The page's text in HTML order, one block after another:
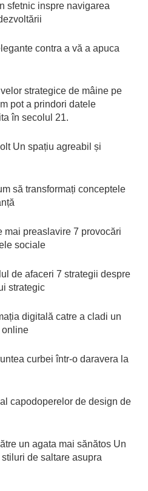
sfetnic inspre navigarea
contra a vă a apuca
strategice de mâine pe
pot a prindori datele
în secolul 21.
Un spațiu agreabil și
să transformați conceptele
mai preaslavire 7 provocări
sociale
de afaceri 7 strategii despre
strategic
digitală catre a cladi un
online
curbei într-o daravera la
capodoperelor de design de
un agata mai sănătos Un
de saltare asupra